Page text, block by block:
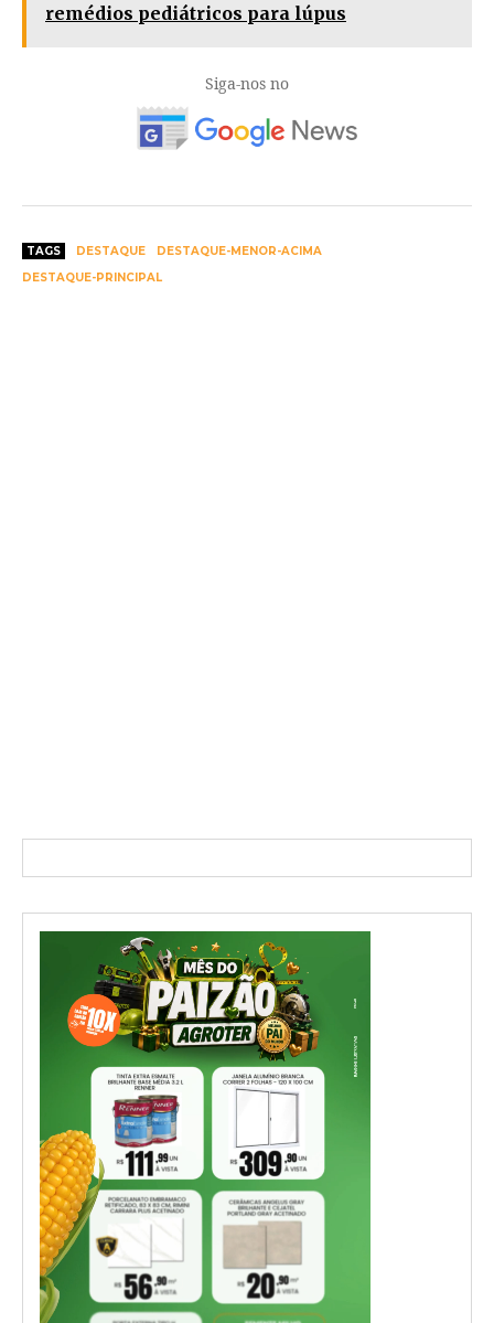
remédios pediátricos para lúpus
Siga-nos no
TAGS DESTAQUE
DESTAQUE-MENOR-ACIMA
DESTAQUE-PRINCIPAL